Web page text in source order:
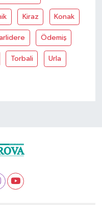
Kiraz Konak
Ödemiş
Torbali Urla